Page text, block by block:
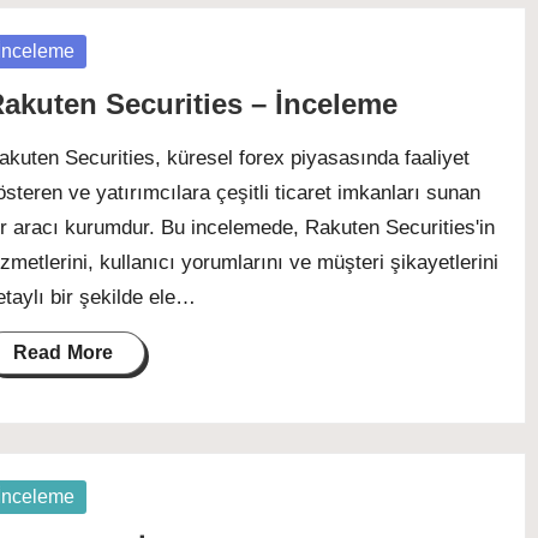
İnceleme
Securities – İnceleme
Securities, küresel forex piyasasında faaliyet
ve yatırımcılara çeşitli ticaret imkanları sunan
aracı kurumdur. Bu incelemede, Rakuten Securities'in
kullanıcı yorumlarını ve müşteri şikayetlerini
bir şekilde ele…
Read More
İnceleme